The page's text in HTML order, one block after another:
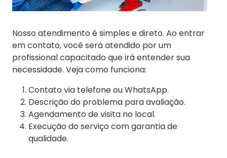
Nosso atendimento é simples e direto. Ao entrar
em contato, você será atendido por um
profissional capacitado que irá entender sua
necessidade. Veja como funciona:
Contato via telefone ou WhatsApp.
Descrição do problema para avaliação.
Agendamento de visita no local.
Execução do serviço com garantia de
qualidade.